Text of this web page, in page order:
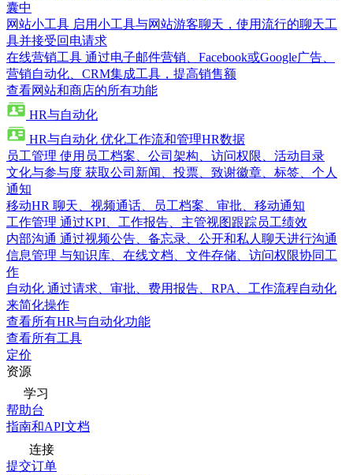
囊中
网站小工具 启用小工具与网站游客聊天，使用流行的聊天工
具并接受回电请求
在线营销工具 通过电子邮件营销、Facebook或Google广告、
营销自动化、CRM集成工具，提高销售额
查看网站和商店的所有功能
HR与自动化
HR与自动化 优化工作流和管理HR数据
员工管理 使用员工档案、公司架构、访问权限、活动目录
文化与参与度 获取公司新闻、投票、致谢徽章、标签、个人
通知
移动HR 聊天、视频通话、员工档案、审批、移动通知
工作管理 通过KPI、工作报告、主管视图跟踪员工绩效
内部沟通 通过视频公告、备忘录、公开和私人聊天进行沟通
信息管理 与知识库、在线文档、文件存储、访问权限协同工
作
自动化 通过请求、审批、费用报告、RPA、工作流程自动化
来简化操作
查看所有HR与自动化功能
查看所有工具
定价
资源
学习
帮助台
指南和API文档
连接
提交订单